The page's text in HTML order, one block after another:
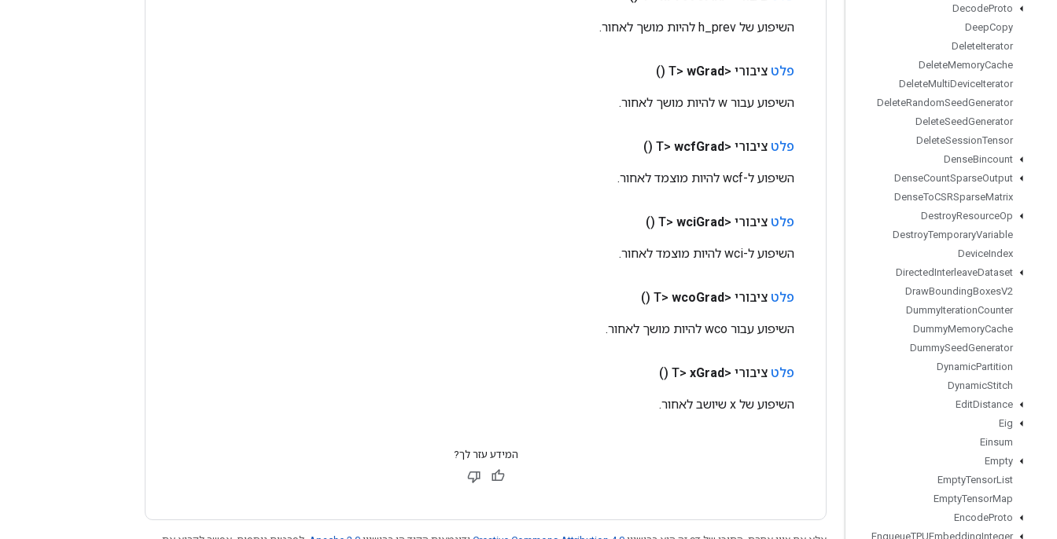
DecodeProto
DeepCopy
DeleteIterator
DeleteMemoryCache
DeleteMultiDeviceIterator
DeleteRandomSeedGenerator
DeleteSeedGenerator
DeleteSessionTensor
DenseBincount
DenseCountSparseOutput
DenseToCSRSparseMatrix
DestroyResourceOp
DestroyTemporaryVariable
DeviceIndex
DirectedInterleaveDataset
DrawBoundingBoxesV2
DummyIterationCounter
DummyMemoryCache
DummySeedGenerator
DynamicPartition
DynamicStitch
EditDistance
Eig
Einsum
Empty
EmptyTensorList
EmptyTensorMap
EncodeProto
EnqueueTPUEmbeddingInteger
השיפוע של h_prev להיות מושך לאחור.
פלט ציבורי <T> wGrad
()
השיפוע עבור w להיות מושך לאחור.
פלט ציבורי <T> wcfGrad
()
השיפוע ל-wcf להיות מוצמד לאחור.
פלט ציבורי <T> wciGrad
()
השיפוע ל-wci להיות מוצמד לאחור.
פלט ציבורי <T> wcoGrad
()
השיפוע עבור wco להיות מושך לאחור.
פלט ציבורי <T> xGrad
()
השיפוע של x שיושב לאחור.
המידע עזר לך?